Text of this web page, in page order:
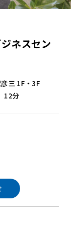
ネスセン
三 1F・3F
12分